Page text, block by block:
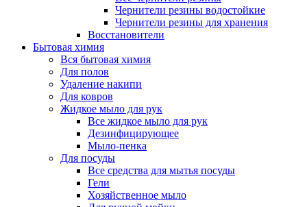
Чернители резины водостойкие
Чернители резины для хранения
Восстановители
Бытовая химия
Вся бытовая химия
Для полов
Удаление накипи
Для ковров
Жидкое мыло для рук
Все жидкое мыло для рук
Дезинфицирующее
Мыло-пенка
Для посуды
Все средства для мытья посуды
Гели
Хозяйственное мыло